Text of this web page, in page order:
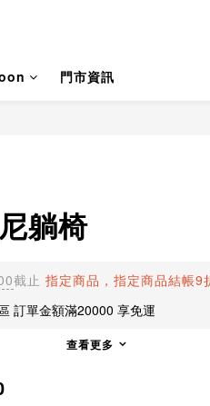
門市資訊
躺椅
截止 指定商品，指定商品結帳9
訂單金額滿20000 享免運
查看更多